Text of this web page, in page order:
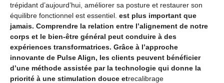
trépidant d’aujourd’hui, améliorer sa posture et restaurer son
équilibre fonctionnel est essentiel. est plus important que
jamais. Comprendre la relation entre l’alignement de notre
corps et le bien-être général peut conduire à des
expériences transformatrices. Grâce à l’approche
innovante de Pulse Align, les clients peuvent bénéficier
d’une méthode assistée par la technologie qui donne la
priorité à une stimulation douce etrecalibrage